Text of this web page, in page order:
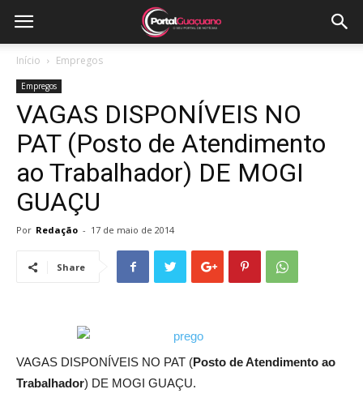
Início Empregos
Empregos
VAGAS DISPONÍVEIS NO
PAT (Posto de Atendimento
ao Trabalhador) DE MOGI
GUAÇU
Por Redação - 17 de maio de 2014
Share
VAGAS DISPONÍVEIS NO PAT (Posto de Atendimento ao
Trabalhador) DE MOGI GUAÇU.